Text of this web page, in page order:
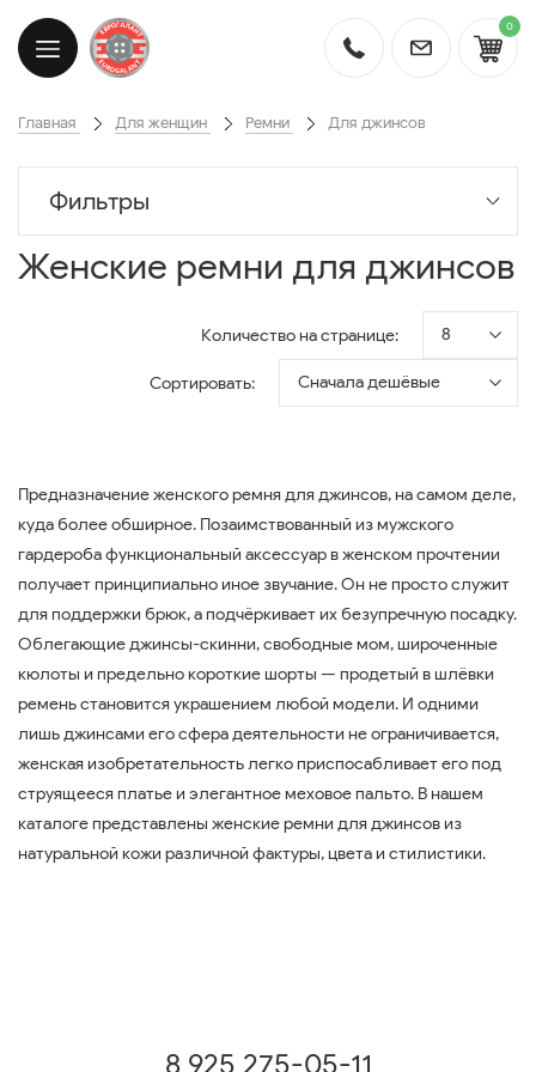
0
Главная Для женщин Ремни Для джинсов
Фильтры
Женские ремни для джинсов
Количество на странице: 8
Сортировать: Сначала дешёвые
Предназначение женского ремня для джинсов, на самом деле,
куда более обширное. Позаимствованный из мужского
гардероба функциональный аксессуар в женском прочтении
получает принципиально иное звучание. Он не просто служит
для поддержки брюк, а подчёркивает их безупречную посадку.
Облегающие джинсы-скинни, свободные мом, широченные
кюлоты и предельно короткие шорты — продетый в шлёвки
ремень становится украшением любой модели. И одними
лишь джинсами его сфера деятельности не ограничивается,
женская изобретательность легко приспосабливает его под
струящееся платье и элегантное меховое пальто. В нашем
каталоге представлены женские ремни для джинсов из
натуральной кожи различной фактуры, цвета и стилистики.
8 925 275-05-11